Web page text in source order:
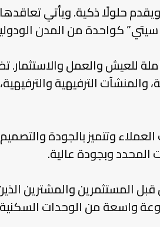
Skip
حلولًا ذكية. ويأتي
كواحدة من المدن
للعيش والعمل
والمنشآت الترفيهية
وتتميز بالجودة
وبجودة عالية.
المستثمرين والمشترين
واسعة من الوحدات